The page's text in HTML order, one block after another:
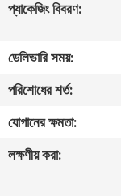
মান
নিয়ন্ত্রণ
যোগাযোগ
করুন
প্যাকেজিং বিবরণ:
ডেলিভারি সময়:
পরিশোধের শর্ত:
যোগানের ক্ষমতা:
লক্ষণীয় করা: